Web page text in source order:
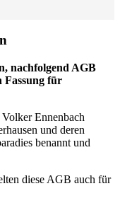
nachfolgend AGB
Fassung für
Ennenbach
und deren
benannt und
diese AGB auch für